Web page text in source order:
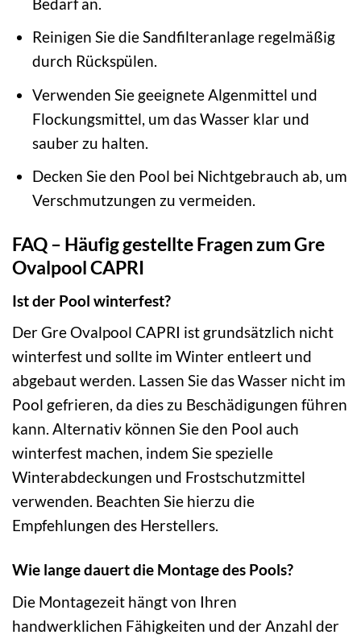
Reinigen Sie die Sandfilteranlage regelmäßig
durch Rückspülen.
Verwenden Sie geeignete Algenmittel und
Flockungsmittel, um das Wasser klar und
sauber zu halten.
Decken Sie den Pool bei Nichtgebrauch ab, um
Verschmutzungen zu vermeiden.
FAQ – Häufig gestellte Fragen zum Gre
Ovalpool CAPRI
Ist der Pool winterfest?
Der Gre Ovalpool CAPRI ist grundsätzlich nicht
winterfest und sollte im Winter entleert und
abgebaut werden. Lassen Sie das Wasser nicht im
Pool gefrieren, da dies zu Beschädigungen führen
kann. Alternativ können Sie den Pool auch
winterfest machen, indem Sie spezielle
Winterabdeckungen und Frostschutzmittel
verwenden. Beachten Sie hierzu die
Empfehlungen des Herstellers.
Wie lange dauert die Montage des Pools?
Die Montagezeit hängt von Ihren
handwerklichen Fähigkeiten und der Anzahl der